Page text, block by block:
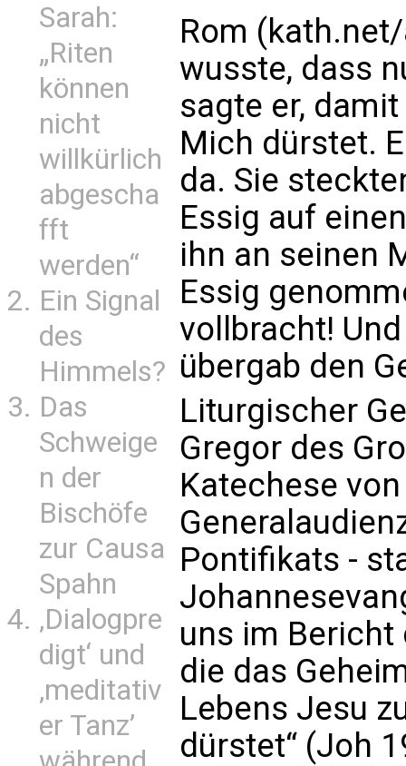
Sarah:
„Riten
können
nicht
willkürlich
abgescha
fft
werden“
Ein Signal
des
Himmels?
Das
Schweige
n der
Bischöfe
zur Causa
Spahn
‚Dialogpre
digt‘ und
‚meditativ
er Tanz’
Rom
wusste, dass
sagte er,
Mich dürstet.
da. Sie
Essig auf
ihn an seinen
Essig
vollbracht!
übergab den
Liturgischer
Gregor des
Katechese
Pontifikats -
uns im Bericht
die das
Lebens Jesu
dürstet“ (Joh